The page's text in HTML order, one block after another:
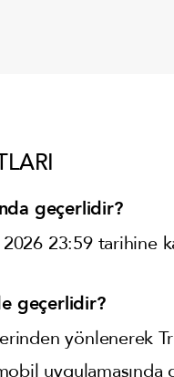
geçerlidir?
2026 23:59 tarihine
geçerlidir?
yönlenerek
uygulamasında